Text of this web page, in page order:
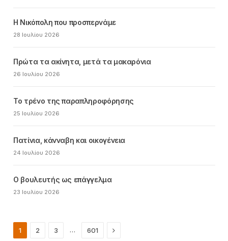
Η Νικόπολη που προσπερνάμε
28 Ιουλίου 2026
Πρώτα τα ακίνητα, μετά τα μακαρόνια
26 Ιουλίου 2026
Το τρένο της παραπληροφόρησης
25 Ιουλίου 2026
Πατίνια, κάνναβη και οικογένεια
24 Ιουλίου 2026
Ο βουλευτής ως επάγγελμα
23 Ιουλίου 2026
1 2 3 … 601 Next